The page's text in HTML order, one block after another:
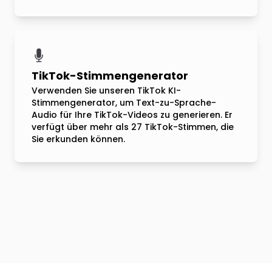
TikTok-Stimmengenerator
Verwenden Sie unseren TikTok KI-
Stimmengenerator, um Text-zu-Sprache-
Audio für Ihre TikTok-Videos zu generieren. Er
verfügt über mehr als 27 TikTok-Stimmen, die
Sie erkunden können.